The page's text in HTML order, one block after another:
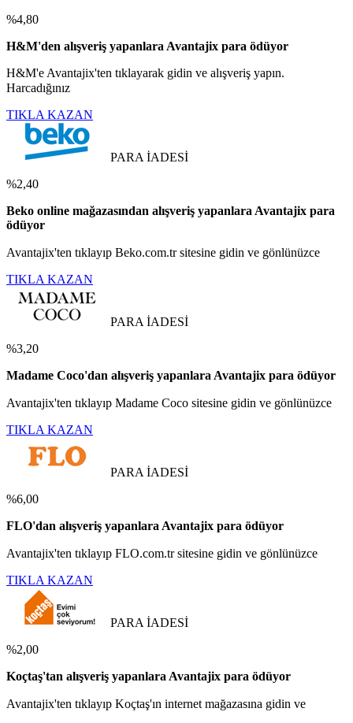
%4,80
H&M'den alışveriş yapanlara Avantajix para ödüyor
H&M'e Avantajix'ten tıklayarak gidin ve alışveriş yapın.
Harcadığınız
TIKLA KAZAN
PARA İADESİ
%2,40
Beko online mağazasından alışveriş yapanlara Avantajix para
ödüyor
Avantajix'ten tıklayıp Beko.com.tr sitesine gidin ve gönlünüzce
TIKLA KAZAN
PARA İADESİ
%3,20
Madame Coco'dan alışveriş yapanlara Avantajix para ödüyor
Avantajix'ten tıklayıp Madame Coco sitesine gidin ve gönlünüzce
TIKLA KAZAN
PARA İADESİ
%6,00
FLO'dan alışveriş yapanlara Avantajix para ödüyor
Avantajix'ten tıklayıp FLO.com.tr sitesine gidin ve gönlünüzce
TIKLA KAZAN
PARA İADESİ
%2,00
Koçtaş'tan alışveriş yapanlara Avantajix para ödüyor
Avantajix'ten tıklayıp Koçtaş'ın internet mağazasına gidin ve